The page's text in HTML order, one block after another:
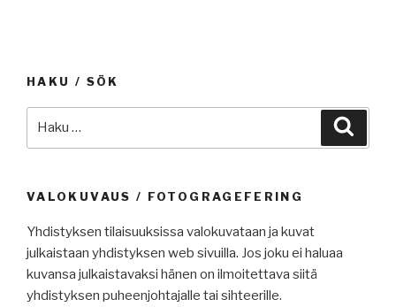
HAKU / SÖK
VALOKUVAUS / FOTOGRAGEFERING
Yhdistyksen tilaisuuksissa valokuvataan ja kuvat
julkaistaan yhdistyksen web sivuilla. Jos joku ei haluaa
kuvansa julkaistavaksi hänen on ilmoitettava siitä
yhdistyksen puheenjohtajalle tai sihteerille.